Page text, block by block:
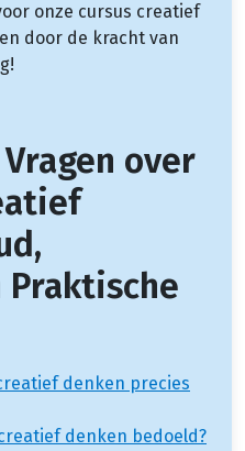
onze cursus creatief
door de kracht van
over
Praktische
denken precies
denken bedoeld?